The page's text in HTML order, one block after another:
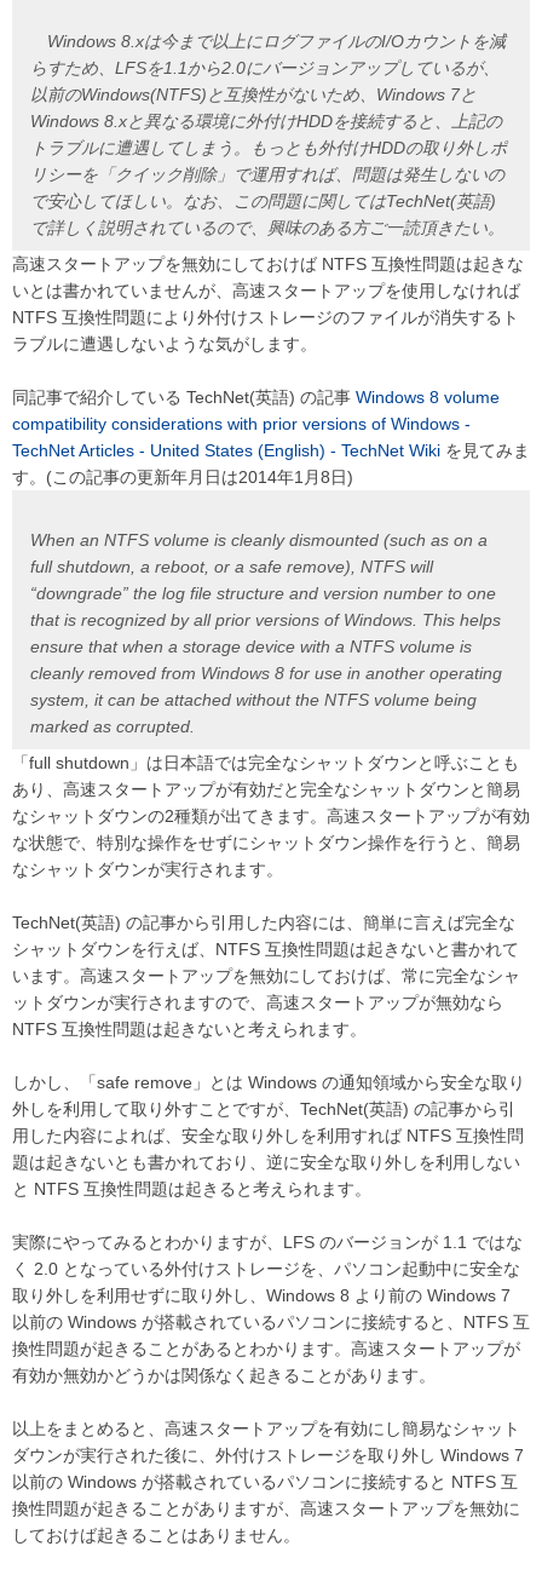
Windows 8.xは今まで以上にログファイルのI/Oカウントを減
らすため、LFSを1.1から2.0にバージョンアップしているが、
以前のWindows(NTFS)と互換性がないため、Windows 7と
Windows 8.xと異なる環境に外付けHDDを接続すると、上記の
トラブルに遭遇してしまう。もっとも外付けHDDの取り外しポ
リシーを「クイック削除」で運用すれば、問題は発生しないの
で安心してほしい。なお、この問題に関してはTechNet(英語)
で詳しく説明されているので、興味のある方ご一読頂きたい。
高速スタートアップを無効にしておけば NTFS 互換性問題は起きな
いとは書かれていませんが、高速スタートアップを使用しなければ
NTFS 互換性問題により外付けストレージのファイルが消失するト
ラブルに遭遇しないような気がします。
同記事で紹介している TechNet(英語) の記事 Windows 8 volume
compatibility considerations with prior versions of Windows -
TechNet Articles - United States (English) - TechNet Wiki を見てみま
す。(この記事の更新年月日は2014年1月8日)
When an NTFS volume is cleanly dismounted (such as on a
full shutdown, a reboot, or a safe remove), NTFS will
“downgrade” the log file structure and version number to one
that is recognized by all prior versions of Windows. This helps
ensure that when a storage device with a NTFS volume is
cleanly removed from Windows 8 for use in another operating
system, it can be attached without the NTFS volume being
marked as corrupted.
「full shutdown」は日本語では完全なシャットダウンと呼ぶことも
あり、高速スタートアップが有効だと完全なシャットダウンと簡易
なシャットダウンの2種類が出てきます。高速スタートアップが有効
な状態で、特別な操作をせずにシャットダウン操作を行うと、簡易
なシャットダウンが実行されます。
TechNet(英語) の記事から引用した内容には、簡単に言えば完全な
シャットダウンを行えば、NTFS 互換性問題は起きないと書かれて
います。高速スタートアップを無効にしておけば、常に完全なシャ
ットダウンが実行されますので、高速スタートアップが無効なら
NTFS 互換性問題は起きないと考えられます。
しかし、「safe remove」とは Windows の通知領域から安全な取り
外しを利用して取り外すことですが、TechNet(英語) の記事から引
用した内容によれば、安全な取り外しを利用すれば NTFS 互換性問
題は起きないとも書かれており、逆に安全な取り外しを利用しない
と NTFS 互換性問題は起きると考えられます。
実際にやってみるとわかりますが、LFS のバージョンが 1.1 ではな
く 2.0 となっている外付けストレージを、パソコン起動中に安全な
取り外しを利用せずに取り外し、Windows 8 より前の Windows 7
以前の Windows が搭載されているパソコンに接続すると、NTFS 互
換性問題が起きることがあるとわかります。高速スタートアップが
有効か無効かどうかは関係なく起きることがあります。
以上をまとめると、高速スタートアップを有効にし簡易なシャット
ダウンが実行された後に、外付けストレージを取り外し Windows 7
以前の Windows が搭載されているパソコンに接続すると NTFS 互
換性問題が起きることがありますが、高速スタートアップを無効に
しておけば起きることはありません。